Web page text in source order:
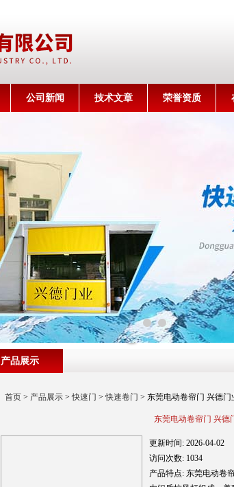
公司新闻 技术文章 荣誉资质
产品展示
首页> 产品展示>快速门 >快速卷门 > 东莞电动卷帘门 兴德
东莞电动卷帘门 兴
更新时间: 2026-04-02
访问次数: 1034
产品特点: 东莞电动卷